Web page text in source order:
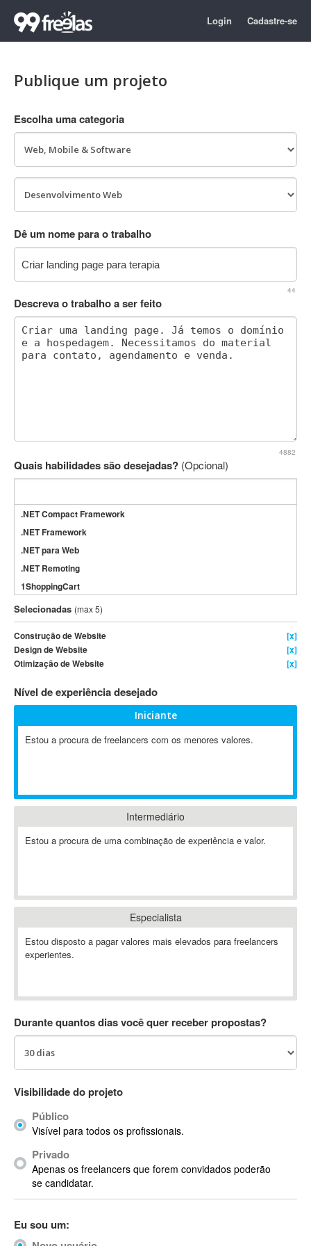
Login Cadastre-se
Publique um projeto
Escolha uma categoria
Dê um nome para o trabalho
44
Descreva o trabalho a ser feito
4882
Quais habilidades são desejadas? (Opcional)
.NET Compact Framework
.NET Framework
.NET para Web
.NET Remoting
1ShoppingCart
3DS Max
3GSM
4D Dimension
802.11
A-GPS
ABBYY FineReader
AbleCommerce
Ableton Push
Abstract Window Toolkit (AWT)
Absynth
ACARS
AccountMate
ACDSee
ACID Pro
ACPI
Acrobat
Acrobat X
Acronis
Actian
Actimize
ActionScript
Active Directory
Selecionadas (max 5)
Construção de Website
[x]
Design de Website
[x]
Otimização de Website
[x]
Nível de experiência desejado
Iniciante
Estou a procura de freelancers com os menores valores.
Intermediário
Estou a procura de uma combinação de experiência e valor.
Especialista
Estou disposto a pagar valores mais elevados para freelancers
experientes.
Durante quantos dias você quer receber propostas?
Visibilidade do projeto
Público
Visível para todos os profissionais.
Privado
Apenas os freelancers que forem convidados poderão
se candidatar.
Eu sou um: